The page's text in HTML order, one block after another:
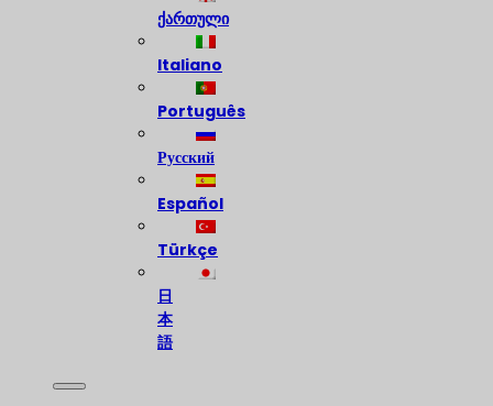
ქართული
Italiano
Português
Русский
Español
Türkçe
日
本
語